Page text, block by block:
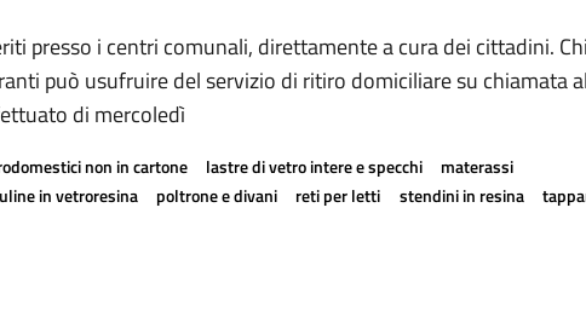
presso i centri comunali, direttamente a cura dei cittadini.
può usufruire del servizio di ritiro domiciliare su chiamata
di mercoledì
non in cartone lastre di vetro intere e specchi
materassi
in vetroresina poltrone e divani reti per letti stendini in resina